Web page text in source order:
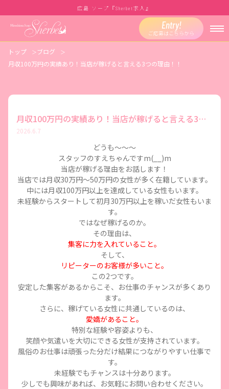
広島 ソープ『Sherbet求人』
Entry!
ご応募はこちらから
トップ
ブログ
月収100万円の実績あり！当店が稼げると言える3つの理由！！
月収100万円の実績あり！当店が稼げると言える3つの理由！！
2026.6.7
どうも～～～
スタッフのすえちゃんですm(__)m
当店が稼げる理由をお話します！
当店では月収30万円〜50万円の女性が多く在籍しています。
中には月収100万円以上を達成している女性もいます。
未経験からスタートして初月30万円以上を稼いだ女性もいま
す。
ではなぜ稼げるのか。
その理由は、
集客に力を入れていること。
そして、
リピーターのお客様が多いこと。
この2つです。
安定した集客があるからこそ、お仕事のチャンスが多くあり
ます。
さらに、稼げている女性に共通しているのは、
愛嬌があること。
特別な経験や容姿よりも、
笑顔や気遣いを大切にできる女性が支持されています。
風俗のお仕事は頑張った分だけ結果につながりやすい仕事で
す。
未経験でもチャンスは十分あります。
少しでも興味があれば、お気軽にお問い合わせください。